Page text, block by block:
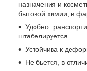
назначения и
бытовой химии, в
Удобно
штабелируется
Устойчива к
Не бьется, в